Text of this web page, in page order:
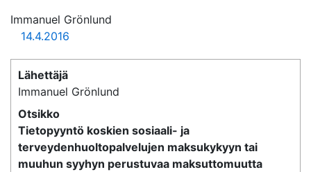
Immanuel Grönlund
14.4.2016
Lähettäjä
Immanuel Grönlund
Otsikko
Tietopyyntö koskien sosiaali- ja
terveydenhuoltopalvelujen maksukykyyn tai
muuhun syyhyn perustuvaa maksuttomuutta